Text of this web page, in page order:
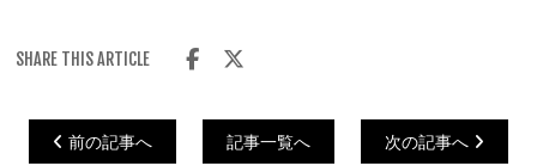
SHARE THIS ARTICLE
前の記事へ 記事一覧へ 次の記事へ